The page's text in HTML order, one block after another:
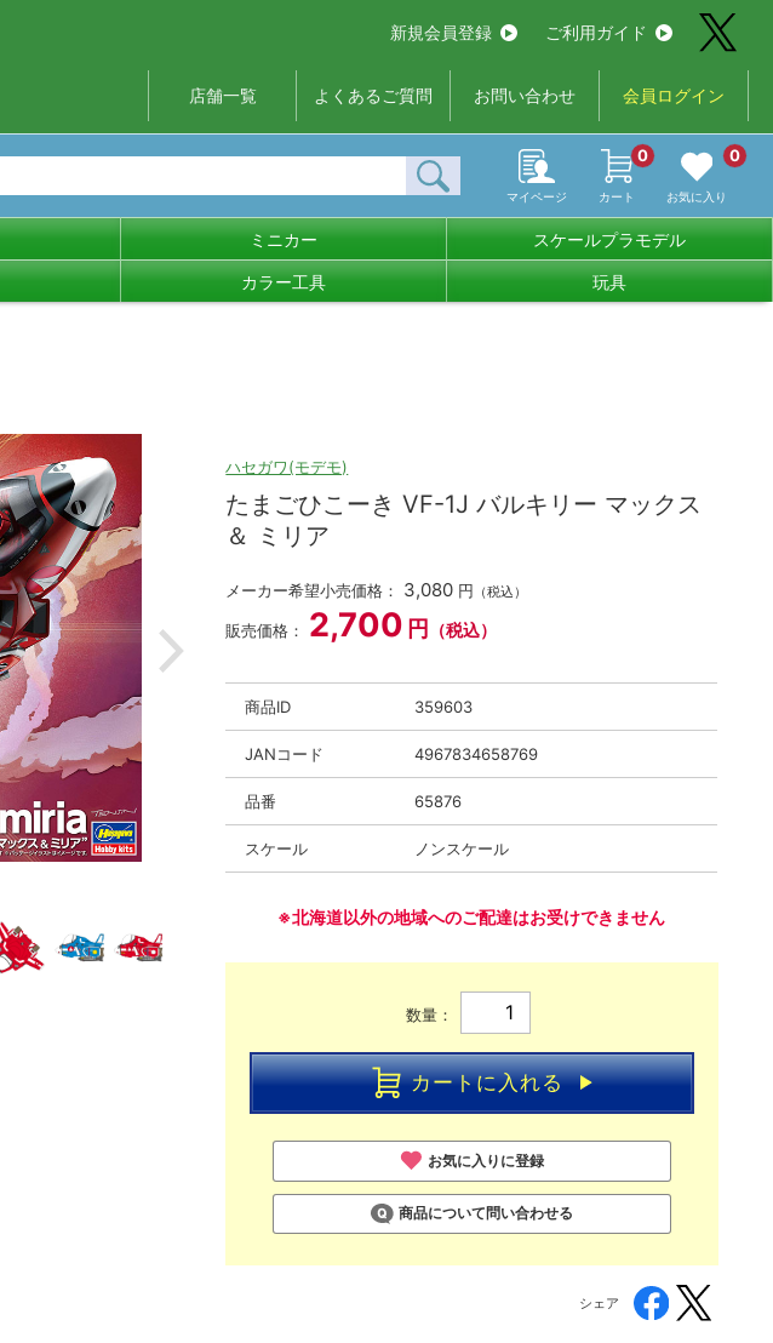
新規会員登録 ご利用ガイド
店舗一覧 よくあるご質問 お問い合わせ 会員ログイン
マイページ カート
0
お気に入り
0
ミニカー スケールプラモデル
カラー工具 玩具
ハセガワ(モデモ)
たまごひこーき VF-1J バルキリー マックス
＆ ミリア
メーカー希望小売価格： 3,080 円 （税込）
販売価格： 2,700 円 （税込）
商品ID 359603
JANコード 4967834658769
品番 65876
スケール ノンスケール
※北海道以外の地域へのご配達はお受けできません
数量：
カートに入れる
お気に入りに登録
商品について問い合わせる
シェア